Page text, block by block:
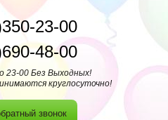
23-00
48-00
23-00 Без Выходных!
круглосуточно!
звонок